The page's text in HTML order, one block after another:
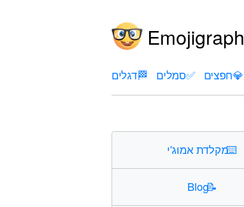
Emojigraph
💎חפצים ✅סמלים 🏁דגלים
⌨️מקלדת אמוג'י
📝
Blog